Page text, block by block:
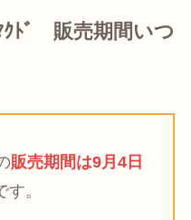
ｸﾄﾞ 販売期間いつ
販売期間は9月4日
す。